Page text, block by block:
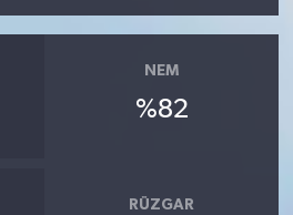
NEM
%82
RÜZGAR